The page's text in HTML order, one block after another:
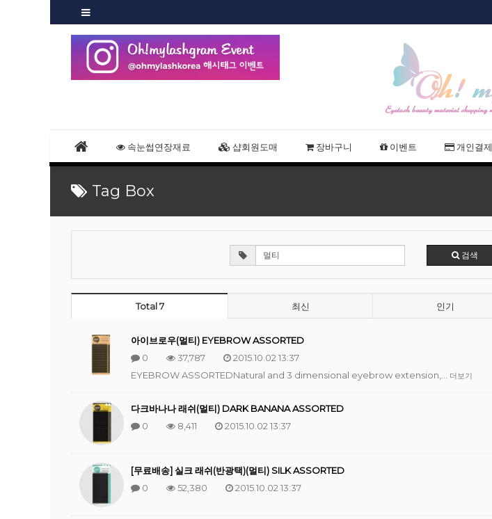
속눈썹연장재료 샵회원도매 장바구니 이벤트 개인결제
Tag Box
검색
Total 7 최신 인기
아이브로우(멀티) EYEBROW ASSORTED
0
37,787
2015.10.02 13:37
EYEBROW ASSORTEDNatural and 3 dimensional eyebrow extension,…
더보기
다크바나나 래쉬(멀티) DARK BANANA ASSORTED
0
8,411 2015.10.02 13:37
[무료배송] 실크 래쉬(반광택)(멀티) SILK ASSORTED
0
52,380 2015.10.02 13:37